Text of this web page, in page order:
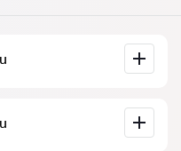
de telefon și